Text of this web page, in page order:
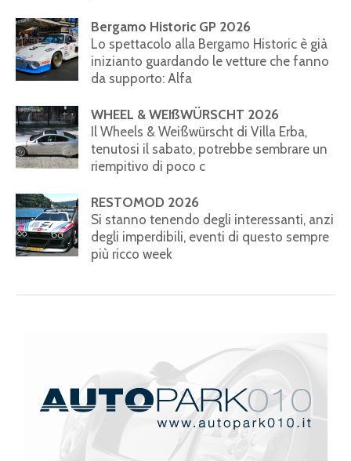
Bergamo Historic GP 2026
Lo spettacolo alla Bergamo Historic è già
inizianto guardando le vetture che fanno
da supporto: Alfa
WHEEL & WEIßWÜRSCHT 2026
Il Wheels & Weißwürscht di Villa Erba,
tenutosi il sabato, potrebbe sembrare un
riempitivo di poco c
RESTOMOD 2026
Si stanno tenendo degli interessanti, anzi
degli imperdibili, eventi di questo sempre
più ricco week